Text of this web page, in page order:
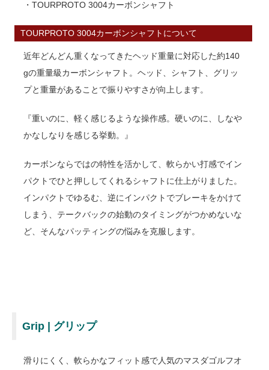
・TOURPROTO 3004カーボンシャフト
TOURPROTO 3004カーボンシャフトについて
近年どんどん重くなってきたヘッド重量に対応した約140
gの重量級カーボンシャフト。ヘッド、シャフト、グリッ
プと重量があることで振りやすさが向上します。
『重いのに、軽く感じるような操作感。硬いのに、しなや
かなしなりを感じる挙動。』
カーボンならではの特性を活かして、軟らかい打感でイン
パクトでひと押ししてくれるシャフトに仕上がりました。
インパクトでゆるむ、逆にインパクトでブレーキをかけて
しまう、テークバックの始動のタイミングがつかめないな
ど、そんなパッティングの悩みを克服します。
Grip | グリップ
滑りにくく、軟らかなフィット感で人気のマスダゴルフオ